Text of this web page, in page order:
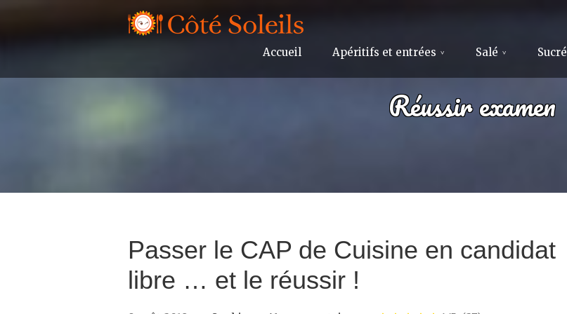
Accueil Apéritifs et entrées Salé Sucré
Réussir examen
Passer le CAP de Cuisine en candidat
libre … et le réussir !